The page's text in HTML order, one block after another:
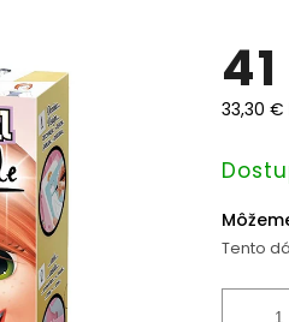
33,30 €
Tento